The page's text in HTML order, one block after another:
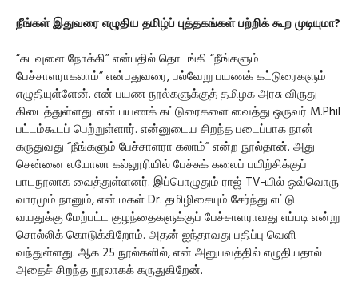
நீங்கள் இதுவரை எழுதிய தமிழ்ப் புத்தகங்கள் பற்றிக் கூற முடியுமா?
“கடவுளை நோக்கி” என்பதில் தொடங்கி “நீங்களும்
பேச்சாளராகலாம்” என்பதுவரை, பல்வேறு பயணக் கட்டுரைகளும்
எழுதியுள்ளேன். என் பயண நூல்களுக்குத் தமிழக அரசு விருது
கிடைத்துள்ளது. என் பயணக் கட்டுரைகளை வைத்து ஒருவர் M.Phil
பட்டம்கூடப் பெற்றுள்ளார். என்னுடைய சிறந்த படைப்பாக நான்
கருதுவது “நீங்களும் பேச்சாளரா கலாம்” என்ற நூல்தான். அது
சென்னை லயோலா கல்லூரியில் பேச்சுக் கலைப் பயிற்சிக்குப்
பாடநூலாக வைத்துள்ளனர். இப்பொழுதும் ராஜ் TV-யில் ஒவ்வொரு
வாரமும் நானும், என் மகள் Dr. தமிழிசையும் சேர்ந்து எட்டு
வயதுக்கு மேற்பட்ட குழந்தைகளுக்குப் பேச்சாளராவது எப்படி என்று
சொல்லிக் கொடுக்கிறோம். அதன் ஐந்தாவது பதிப்பு வெளி
வந்துள்ளது. ஆக 25 நூல்களில், என் அனுபவத்தில் எழுதியதால்
அதைச் சிறந்த நூலாகக் கருதுகிறேன்.